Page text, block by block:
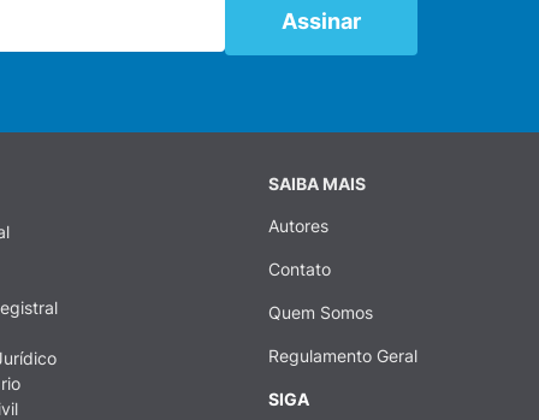
SAIBA MAIS
Autores
Contato
Quem Somos
Regulamento Geral
SIGA